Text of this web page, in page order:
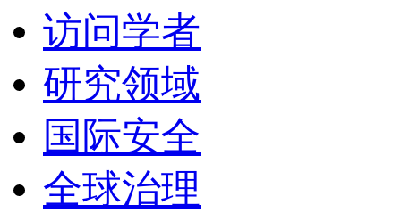
访问学者
研究领域
国际安全
全球治理